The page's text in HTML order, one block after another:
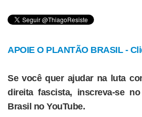
APOIE O PLANTÃO BRASIL -
Se você quer ajudar na luta
direita fascista, inscreva-se
Brasil no YouTube.